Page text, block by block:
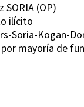
SORIA (OP)
ilícito
Soria-Kogan-
mayoría de